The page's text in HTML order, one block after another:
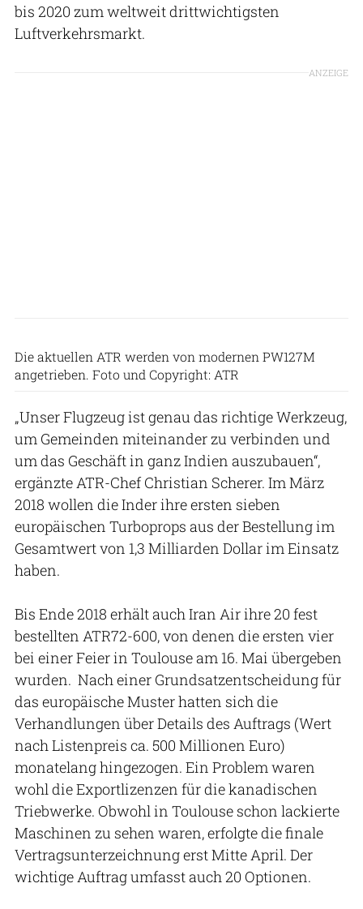
bis 2020 zum weltweit drittwichtigsten
Luftverkehrsmarkt.
ANZEIGE
Die aktuellen ATR werden von modernen PW127M
angetrieben. Foto und Copyright: ATR
„Unser Flugzeug ist genau das richtige Werkzeug,
um Gemeinden miteinander zu verbinden und
um das Geschäft in ganz Indien auszubauen“,
ergänzte ATR-Chef Christian Scherer. Im März
2018 wollen die Inder ihre ersten sieben
europäischen Turboprops aus der Bestellung im
Gesamtwert von 1,3 Milliarden Dollar im Einsatz
haben.
Bis Ende 2018 erhält auch Iran Air ihre 20 fest
bestellten ATR72-600, von denen die ersten vier
bei einer Feier in Toulouse am 16. Mai übergeben
wurden. Nach einer Grundsatzentscheidung für
das europäische Muster hatten sich die
Verhandlungen über Details des Auftrags (Wert
nach Listenpreis ca. 500 Millionen Euro)
monatelang hingezogen. Ein Problem waren
wohl die Exportlizenzen für die kanadischen
Triebwerke. Obwohl in Toulouse schon lackierte
Maschinen zu sehen waren, erfolgte die finale
Vertragsunterzeichnung erst Mitte April. Der
wichtige Auftrag umfasst auch 20 Optionen.